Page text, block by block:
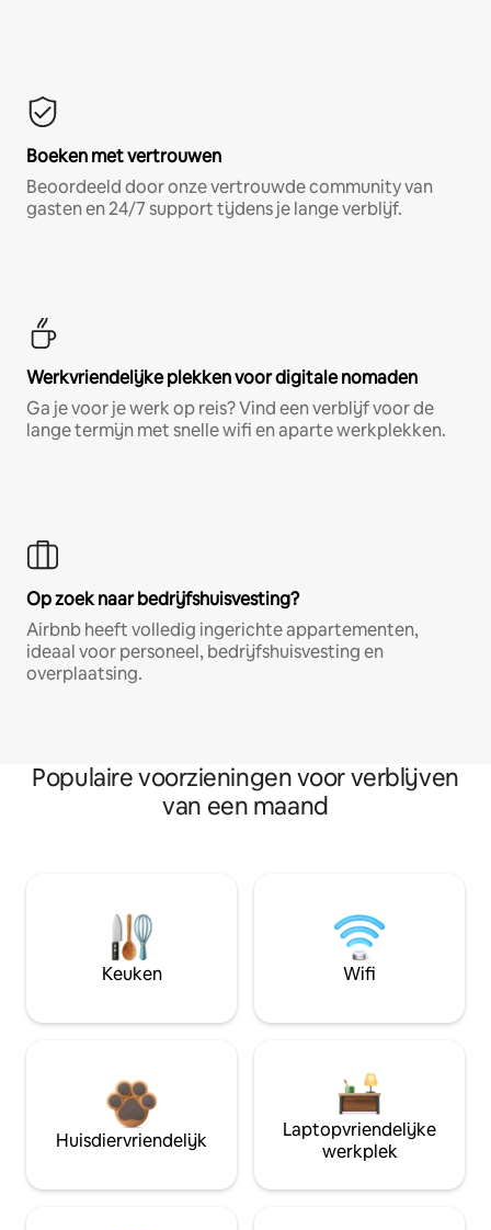
Boeken met vertrouwen
Beoordeeld door onze vertrouwde community van
gasten en 24/7 support tijdens je lange verblijf.
Werkvriendelijke plekken voor digitale nomaden
Ga je voor je werk op reis? Vind een verblijf voor de
lange termijn met snelle wifi en aparte werkplekken.
Op zoek naar bedrijfshuisvesting?
Airbnb heeft volledig ingerichte appartementen,
ideaal voor personeel, bedrijfshuisvesting en
overplaatsing.
Populaire voorzieningen voor verblijven
van een maand
Keuken Wifi
Huisdiervriendelijk
Laptopvriendelijke
werkplek